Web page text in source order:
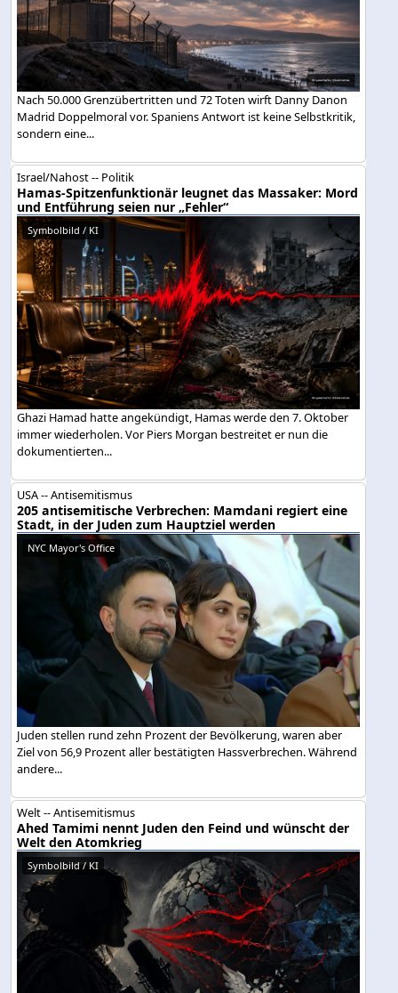
Nach 50.000 Grenzübertritten und 72 Toten wirft Danny Danon
Madrid Doppelmoral vor. Spaniens Antwort ist keine Selbstkritik,
sondern eine...
Israel/Nahost -- Politik
Hamas-Spitzenfunktionär leugnet das Massaker: Mord
und Entführung seien nur „Fehler“
Symbolbild / KI
Ghazi Hamad hatte angekündigt, Hamas werde den 7. Oktober
immer wiederholen. Vor Piers Morgan bestreitet er nun die
dokumentierten...
USA -- Antisemitismus
205 antisemitische Verbrechen: Mamdani regiert eine
Stadt, in der Juden zum Hauptziel werden
NYC Mayor's Office
Juden stellen rund zehn Prozent der Bevölkerung, waren aber
Ziel von 56,9 Prozent aller bestätigten Hassverbrechen. Während
andere...
Welt -- Antisemitismus
Ahed Tamimi nennt Juden den Feind und wünscht der
Welt den Atomkrieg
Symbolbild / KI